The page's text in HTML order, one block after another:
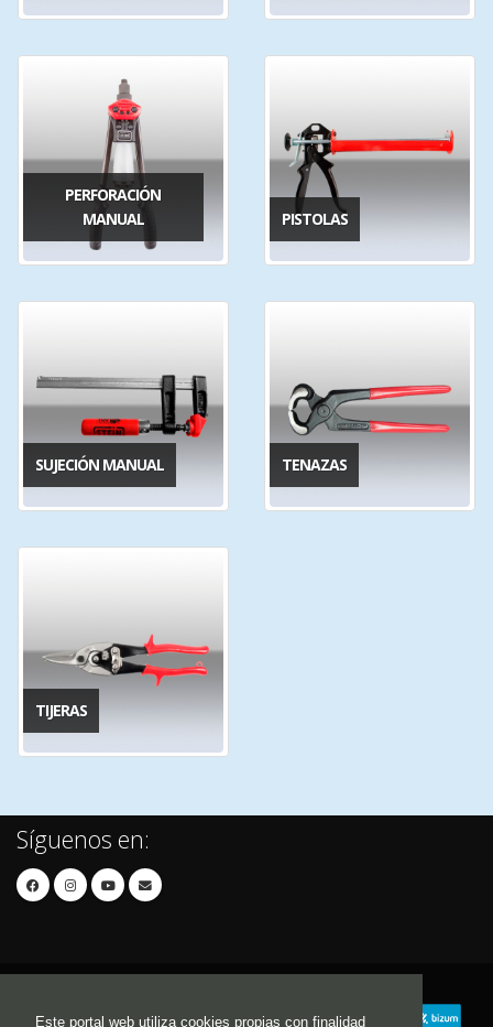
Este portal web utiliza cookies propias con finalidad
PERFORACIÓN
MANUAL
PISTOLAS
SUJECIÓN MANUAL TENAZAS
TIJERAS
Síguenos en: